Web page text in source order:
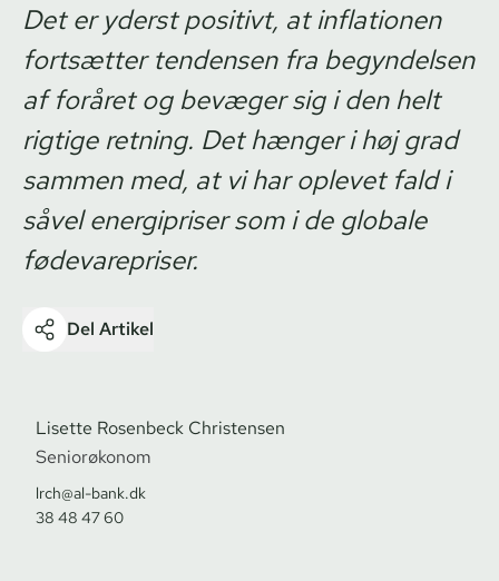
Det er yderst positivt, at inflationen
fortsætter tendensen fra begyndelsen
af foråret og bevæger sig i den helt
rigtige retning. Det hænger i høj grad
sammen med, at vi har oplevet fald i
såvel energipriser som i de globale
fødevarepriser.
Del Artikel
Lisette Rosenbeck Christensen
Seniorøkonom
lrch@al-bank.dk
38 48 47 60